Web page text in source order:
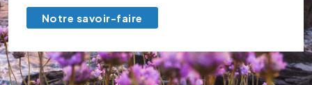
Notre savoir-faire